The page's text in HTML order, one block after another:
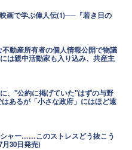
映画で学ぶ偉人伝(1)──『若き日の
動産所有者の個人情報公開で物議
は親中活動家も入り込み、共産主
、"公約に掲げていた"はずの与野
あるが「小さな政府」にはほど遠
ャー……このストレスどう抜こう
月30日発売)